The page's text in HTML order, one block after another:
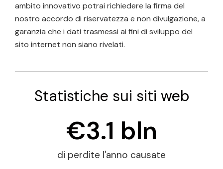
ambito innovativo potrai richiedere la firma del
nostro accordo di riservatezza e non divulgazione, a
garanzia che i dati trasmessi ai fini di sviluppo del
sito internet non siano rivelati.
Statistiche sui siti web
€3.1 bln
di perdite l'anno causate